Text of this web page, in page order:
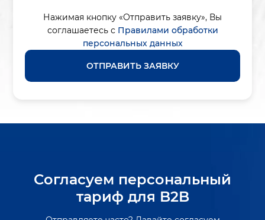
Нажимая кнопку «Отправить заявку», Вы
соглашаетесь с Правилами обработки
персональных данных
ОТПРАВИТЬ ЗАЯВКУ
Согласуем персональный
тариф для B2B